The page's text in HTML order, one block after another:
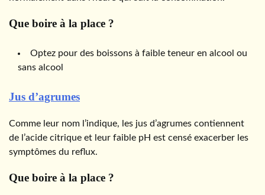
Que boire à la place ?
Optez pour des boissons à faible teneur en alcool ou
sans alcool
Jus d’agrumes
Comme leur nom l’indique, les jus d’agrumes contiennent
de l’acide citrique et leur faible pH est censé exacerber les
symptômes du reflux.
Que boire à la place ?